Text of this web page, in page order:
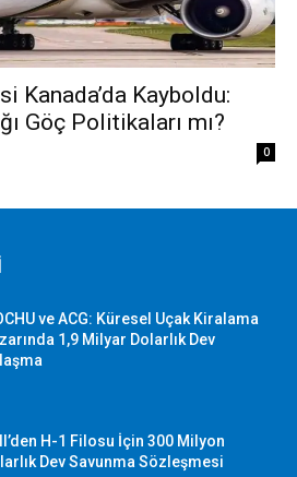
Kanada’da Kayboldu:
Göç Politikaları mı?
0
ve ACG: Küresel Uçak Kiralama
1,9 Milyar Dolarlık Dev
H-1 Filosu İçin 300 Milyon
Dev Savunma Sözleşmesi